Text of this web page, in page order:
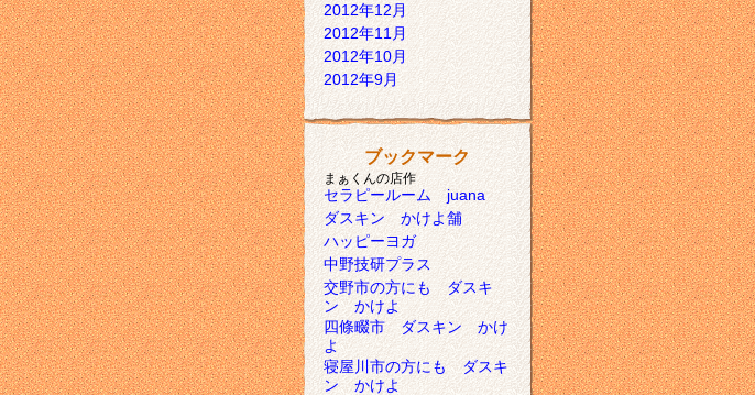
2012年12月
2012年11月
2012年10月
2012年9月
ブックマーク
まぁくんの店作
セラピールーム juana
ダスキン かけよ舗
ハッピーヨガ
中野技研プラス
交野市の方にも ダスキ
ン かけよ
四條畷市 ダスキン かけ
よ
寝屋川市の方にも ダスキ
ン かけよ